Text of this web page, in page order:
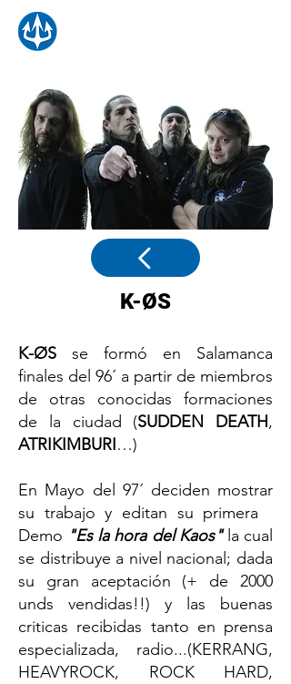
K-ØS
K-ØS se formó en Salamanca
finales del 96´ a partir de miembros
de otras conocidas formaciones
de la ciudad (SUDDEN DEATH,
ATRIKIMBURI…)
En Mayo del 97´ deciden mostrar
su trabajo y editan su primera
Demo "Es la hora del Kaos" la cual
se distribuye a nivel nacional; dada
su gran aceptación (+ de 2000
unds vendidas!!) y las buenas
criticas recibidas tanto en prensa
especializada, radio...(KERRANG,
HEAVYROCK, ROCK HARD,